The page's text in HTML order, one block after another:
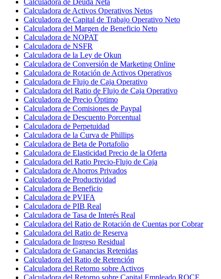
Calculadora de Activos Operativos Netos
Calculadora de Capital de Trabajo Operativo Neto
Calculadora del Margen de Beneficio Neto
Calculadora de NOPAT
Calculadora de NSFR
Calculadora de la Ley de Okun
Calculadora de Conversión de Marketing Online
Calculadora de Rotación de Activos Operativos
Calculadora de Flujo de Caja Operativo
Calculadora del Ratio de Flujo de Caja Operativo
Calculadora de Precio Óptimo
Calculadora de Comisiones de Paypal
Calculadora de Descuento Porcentual
Calculadora de Perpetuidad
Calculadora de la Curva de Phillips
Calculadora de Beta de Portafolio
Calculadora de Elasticidad Precio de la Oferta
Calculadora del Ratio Precio-Flujo de Caja
Calculadora de Ahorros Privados
Calculadora de Productividad
Calculadora de Beneficio
Calculadora de PVIFA
Calculadora de PIB Real
Calculadora de Tasa de Interés Real
Calculadora del Ratio de Rotación de Cuentas por Cobrar
Calculadora del Ratio de Reserva
Calculadora de Ingreso Residual
Calculadora de Ganancias Retenidas
Calculadora del Ratio de Retención
Calculadora del Retorno sobre Activos
Calculadora del Retorno sobre Capital Empleado ROCE